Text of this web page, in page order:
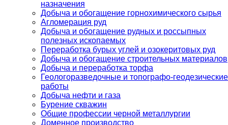
назначения
Добыча и обогащение горнохимического сырья
Агломерация руд
Добыча и обогащение рудных и россыпных
полезных ископаемых
Переработка бурых углей и озокеритовых руд
Добыча и обогащение строительных материалов
Добыча и переработка торфа
Геологоразведочные и топографо-геодезические
работы
Добыча нефти и газа
Бурение скважин
Общие профессии черной металлургии
Доменное производство